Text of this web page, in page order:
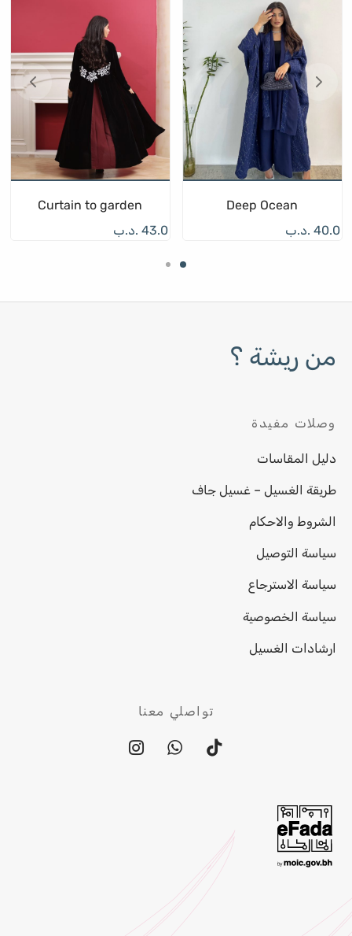
Deep Ocean
40.0 .د.ب
Curtain to garden
43.0 .د.ب
من ريشة ؟
وصلات مفيدة
دليل المقاسات
طريقة الغسيل – غسيل جاف
الشروط والاحكام
سياسة التوصيل
سياسة الاسترجاع
سياسة الخصوصية
ارشادات الغسيل
تواصلي معنا